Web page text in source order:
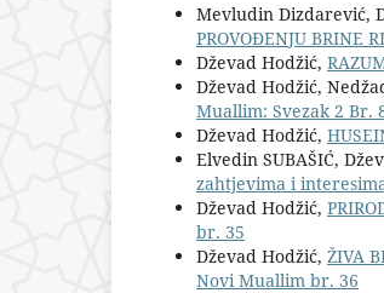
Mevludin Dizdarević,
PROVOĐENJU BRINE
Dževad Hodžić,
Dževad Hodžić,
Muallim: Svezak 2 Br.
Dževad Hodžić,
Elvedin SUBAŠIĆ,
zahtjevima i
Dževad Hodžić,
br. 35
Dževad Hodžić, ŽIVA
Novi Muallim br. 36